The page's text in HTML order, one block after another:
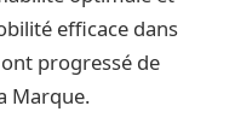
efficace dans
progressé de
Marque.